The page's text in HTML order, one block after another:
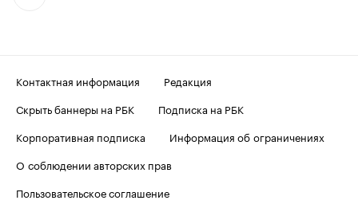
Контактная информация
Редакция
Скрыть баннеры на РБК
Подписка на РБК
Корпоративная подписка
Информация об ограничениях
О соблюдении авторских прав
Пользовательское соглашение